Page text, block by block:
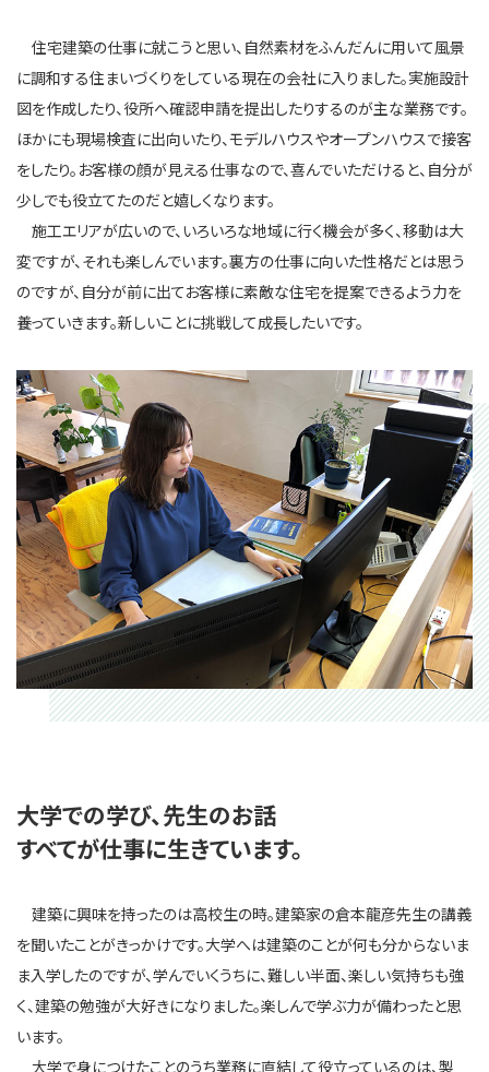
住宅建築の仕事に就こうと思い、自然素材をふんだんに用いて風景
に調和する住まいづくりをしている現在の会社に入りました。実施設計
図を作成したり、役所へ確認申請を提出したりするのが主な業務です。
ほかにも現場検査に出向いたり、モデルハウスやオープンハウスで接客
をしたり。お客様の顔が見える仕事なので、喜んでいただけると、自分が
少しでも役立てたのだと嬉しくなります。
施工エリアが広いので、いろいろな地域に行く機会が多く、移動は大
変ですが、それも楽しんでいます。裏方の仕事に向いた性格だとは思う
のですが、自分が前に出てお客様に素敵な住宅を提案できるよう力を
養っていきます。新しいことに挑戦して成長したいです。
大学での学び、先生のお話
すべてが仕事に生きています。
建築に興味を持ったのは高校生の時。建築家の倉本龍彦先生の講義
を聞いたことがきっかけです。大学へは建築のことが何も分からないま
ま入学したのですが、学んでいくうちに、難しい半面、楽しい気持ちも強
く、建築の勉強が大好きになりました。楽しんで学ぶ力が備わったと思
います。
大学で身につけたことのうち業務に直結して役立っているのは、製